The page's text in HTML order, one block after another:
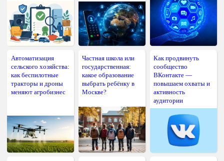
Автоматизация
сельского хозяйства:
как беспилотные
тракторы и дроны
меняют агробизнес
Частная школа или
государственная:
какое образование
выбрать ребёнку в
Москве?
Как продвинуть
сообщество
ВКонтакте —
повышаем охваты и
активность
аудитории